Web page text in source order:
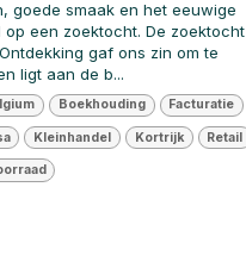
goede smaak en het eeuwige
een zoektocht. De zoektocht
gaf ons zin om te
ligt aan de b...
Boekhouding Facturatie
Kleinhandel Kortrijk Retail